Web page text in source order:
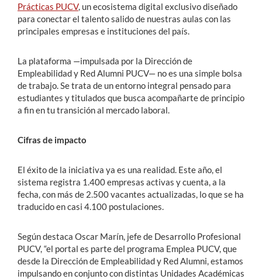
Prácticas PUCV, un ecosistema digital exclusivo diseñado
para conectar el talento salido de nuestras aulas con las
principales empresas e instituciones del país.
La plataforma —impulsada por la Dirección de
Empleabilidad y Red Alumni PUCV— no es una simple bolsa
de trabajo. Se trata de un entorno integral pensado para
estudiantes y titulados que busca acompañarte de principio
a fin en tu transición al mercado laboral.
Cifras de impacto
El éxito de la iniciativa ya es una realidad. Este año, el
sistema registra 1.400 empresas activas y cuenta, a la
fecha, con más de 2.500 vacantes actualizadas, lo que se ha
traducido en casi 4.100 postulaciones.
Según destaca Oscar Marín, jefe de Desarrollo Profesional
PUCV, “el portal es parte del programa Emplea PUCV, que
desde la Dirección de Empleabilidad y Red Alumni, estamos
impulsando en conjunto con distintas Unidades Académicas